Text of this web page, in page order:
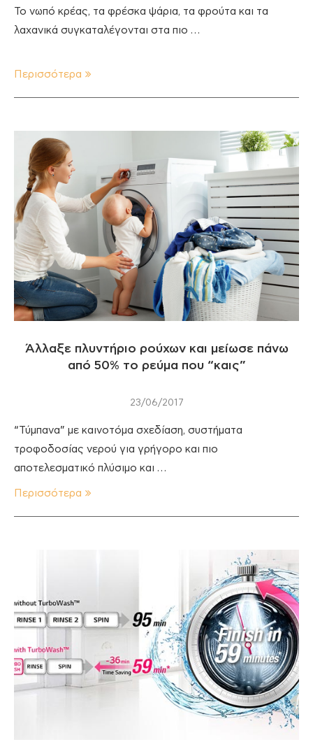
Το νωπό κρέας, τα φρέσκα ψάρια, τα φρούτα και τα
λαχανικά συγκαταλέγονται στα πιο …
Περισσότερα
Άλλαξε πλυντήριο ρούχων και μείωσε πάνω
από 50% το ρεύμα που “καις”
23/06/2017
“Τύμπανα” με καινοτόμα σχεδίαση, συστήματα
τροφοδοσίας νερού για γρήγορο και πιο
αποτελεσματικό πλύσιμο και …
Περισσότερα